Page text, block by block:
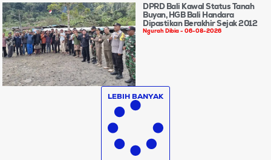
DPRD Bali Kawal Status Tanah
Buyan, HGB Bali Handara
Dipastikan Berakhir Sejak 2012
Ngurah Dibia 06-08-2026
LEBIH BANYAK